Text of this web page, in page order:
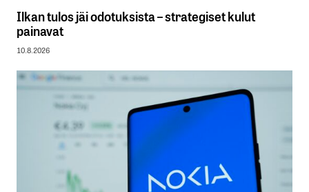
Ilkan tulos jäi odotuksista – strategiset kulut
painavat
10.8.2026